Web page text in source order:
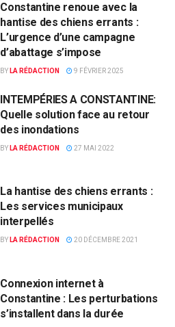
Constantine renoue avec la
hantise des chiens errants :
L’urgence d’une campagne
d’abattage s’impose
BY LA RÉDACTION 9 FÉVRIER 2025
INTEMPÉRIES A CONSTANTINE:
Quelle solution face au retour
des inondations
BY LA RÉDACTION 27 MAI 2022
La hantise des chiens errants :
Les services municipaux
interpellés
BY LA RÉDACTION 20 DÉCEMBRE 2021
Connexion internet à
Constantine : Les perturbations
s’installent dans la durée